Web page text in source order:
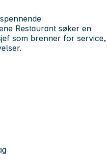
Restaurant søker en
som brenner for service,